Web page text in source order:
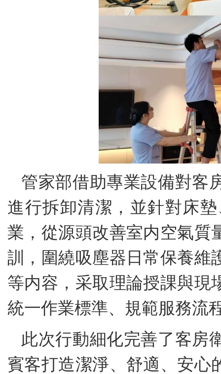
管家部借助專業設備對客
進行拆卸清潔，並針對床
業，從源頭改善室内空氣質
訓，圍繞吸塵器日常保養維
等内容，采取理論授課與現
統一作業標準、規範服務流
此次行動細化完善了客房
賓客打造潔淨、舒適、安心